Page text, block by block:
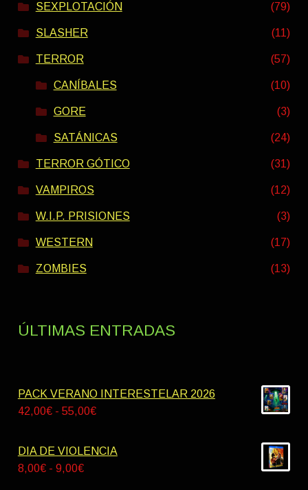
SEXPLOTACIÓN (79)
SLASHER (11)
TERROR (57)
CANÍBALES (10)
GORE (3)
SATÁNICAS (24)
TERROR GÓTICO (31)
VAMPIROS (12)
W.I.P. PRISIONES (3)
WESTERN (17)
ZOMBIES (13)
ÚLTIMAS ENTRADAS
PACK VERANO INTERESTELAR 2026
42,00€ - 55,00€Rango
precios:
DIA DE VIOLENCIA
8,00€ - 9,00€Rango